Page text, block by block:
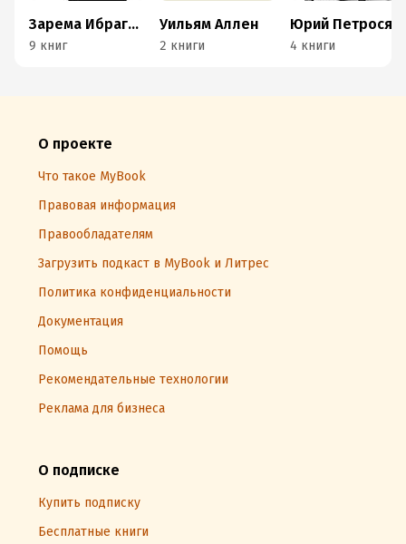
Зарема Ибрагимова
9 книг
Уильям Аллен
2 книги
Юрий Петросян
4 книги
О проекте
Что такое MyBook
Правовая информация
Правообладателям
Загрузить подкаст в MyBook и Литрес
Политика конфиденциальности
Документация
Помощь
Рекомендательные технологии
Реклама для бизнеса
О подписке
Купить подписку
Бесплатные книги